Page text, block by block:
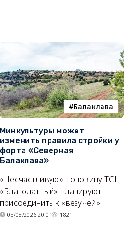
Балаклава
Минкультуры может
изменить правила стройки у
форта «Северная
Балаклава»
«Несчастливую» половину ТСН
«Благодатный» планируют
присоединить к «везучей».
05/08/2026 20:01 1821